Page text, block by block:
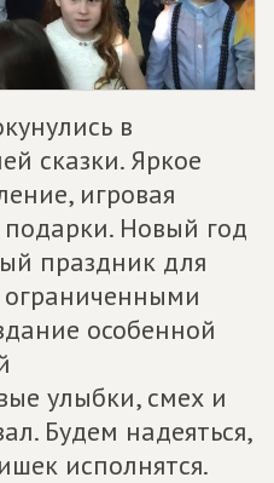
в
сказки. Яркое
игровая
Новый год
праздник для
ограниченными
особенной
улыбки, смех и
Будем надеяться,
исполнятся.